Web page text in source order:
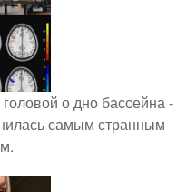
о дно бассейна -
самым странным